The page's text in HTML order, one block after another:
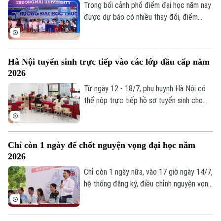
Liên hệ đường dây nóng (bấm để gọi)
Tòa soạn
0865.116.699 (hotline) 0865.116.699
thích ứng với một thị trường lao động
đang thay đổi rất nhanh dưới tác động
Trong bối cảnh phổ điểm đại học năm nay
được dự báo có nhiều thay đổi, điểm
yêu thích mà cần có một chiến lược hợp
cơ hội trúng tuyển.
Hà Nội tuyển sinh trực tiếp vào các lớp đầu cấp năm
2026
Từ ngày 12 - 18/7, phụ huynh Hà Nội có
thể nộp trực tiếp hồ sơ tuyển sinh cho
Chỉ còn 1 ngày để chốt nguyện vọng đại học năm
2026
Chỉ còn 1 ngày nữa, vào 17 giờ ngày 14/7,
hệ thống đăng ký, điều chỉnh nguyện vọng